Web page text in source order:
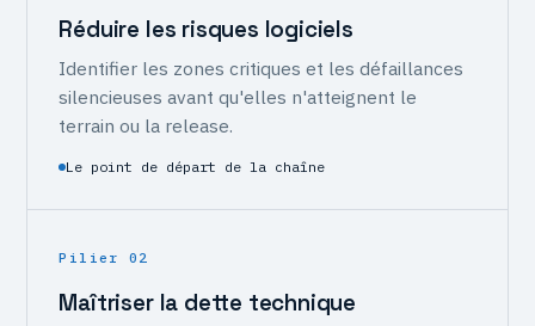
Réduire les risques logiciels
Identifier les zones critiques et les défaillances
silencieuses avant qu'elles n'atteignent le
terrain ou la release.
Le point de départ de la chaîne
Pilier 02
Maîtriser la dette technique